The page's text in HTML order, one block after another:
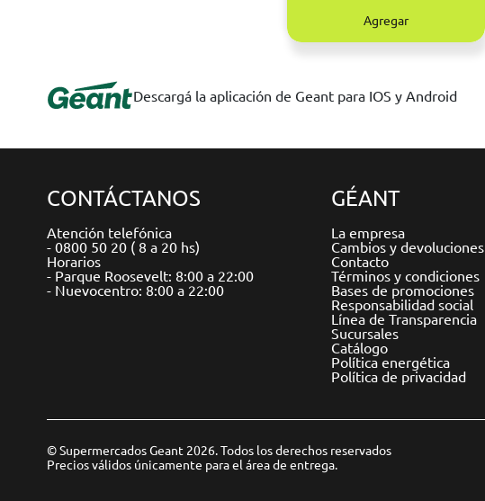
Agregar
Descargá la aplicación de Geant para IOS y Android
CONTÁCTANOS
Atención telefónica
- 0800 50 20 ( 8 a 20 hs)
Horarios
- Parque Roosevelt: 8:00 a 22:00
- Nuevocentro: 8:00 a 22:00
GÉANT
La empresa
Cambios y devoluciones
Contacto
Términos y condiciones
Bases de promociones
Responsabilidad social
Línea de Transparencia
Sucursales
Catálogo
Política energética
Política de privacidad
© Supermercados Geant 2026. Todos los derechos reservados
Precios válidos únicamente para el área de entrega.